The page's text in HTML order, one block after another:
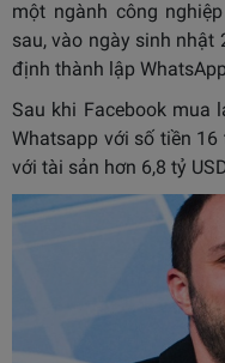
một ngành công
sau, vào ngày sinh nhật
định thành lập
Sau khi Facebook mua
Whatsapp với số tiền 16
với tài sản hơn 6,8 tỷ